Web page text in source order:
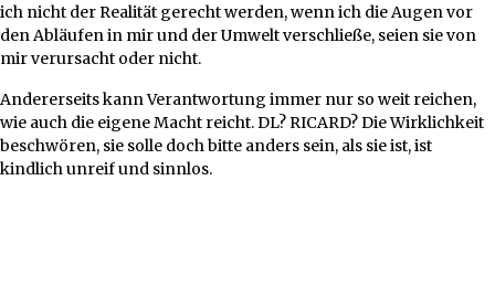
ich nicht der Realität gerecht werden, wenn ich die Augen vor
den Abläufen in mir und der Umwelt verschließe, seien sie von
mir verursacht oder nicht.
Andererseits kann Verantwortung immer nur so weit reichen,
wie auch die eigene Macht reicht. DL? RICARD? Die Wirklichkeit
beschwören, sie solle doch bitte anders sein, als sie ist, ist
kindlich unreif und sinnlos.